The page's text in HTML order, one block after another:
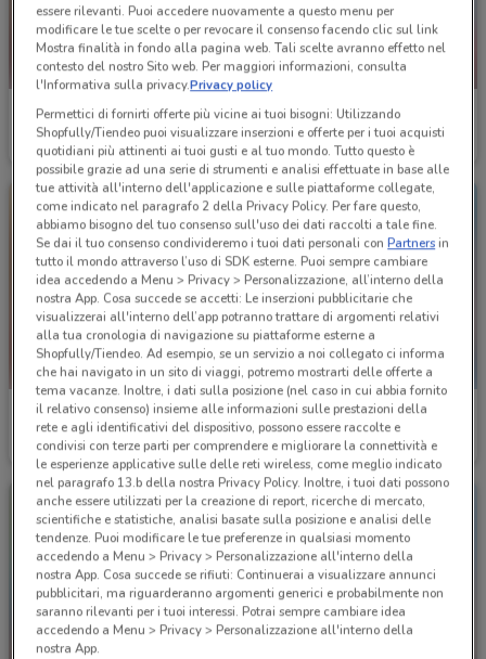
Iper La grande i
Scade il 16/08 8.1 km
Ipercoop
Scade mercoledì
Iper La grande i
Scade il 27/09 8.1 km
Sapore di Mare
Scade il 31/08 23.1 km
essere rilevanti. Puoi accedere nuovamente a questo menu per
modificare le tue scelte o per revocare il consenso facendo clic sul link
Mostra finalità in fondo alla pagina web. Tali scelte avranno effetto nel
contesto del nostro Sito web. Per maggiori informazioni, consulta
l'Informativa sulla privacy.Privacy policy
Permettici di fornirti offerte più vicine ai tuoi bisogni: Utilizzando
Shopfully/Tiendeo puoi visualizzare inserzioni e offerte per i tuoi acquisti
quotidiani più attinenti ai tuoi gusti e al tuo mondo. Tutto questo è
possibile grazie ad una serie di strumenti e analisi effettuate in base alle
tue attività all'interno dell'applicazione e sulle piattaforme collegate,
come indicato nel paragrafo 2 della Privacy Policy. Per fare questo,
abbiamo bisogno del tuo consenso sull'uso dei dati raccolti a tale fine.
Se dai il tuo consenso condivideremo i tuoi dati personali conPartnersin
tutto il mondo attraverso l’uso di SDK esterne. Puoi sempre cambiare
idea accedendo a Menu > Privacy > Personalizzazione, all’interno della
nostra App. Cosa succede se accetti: Le inserzioni pubblicitarie che
visualizzerai all'interno dell’app potranno trattare di argomenti relativi
alla tua cronologia di navigazione su piattaforme esterne a
Shopfully/Tiendeo. Ad esempio, se un servizio a noi collegato ci informa
che hai navigato in un sito di viaggi, potremo mostrarti delle offerte a
tema vacanze. Inoltre, i dati sulla posizione (nel caso in cui abbia fornito
il relativo consenso) insieme alle informazioni sulle prestazioni della
rete e agli identificativi del dispositivo, possono essere raccolte e
condivisi con terze parti per comprendere e migliorare la connettività e
le esperienze applicative sulle delle reti wireless, come meglio indicato
nel paragrafo 13.b della nostra Privacy Policy. Inoltre, i tuoi dati possono
anche essere utilizzati per la creazione di report, ricerche di mercato,
scientifiche e statistiche, analisi basate sulla posizione e analisi delle
tendenze. Puoi modificare le tue preferenze in qualsiasi momento
accedendo a Menu > Privacy > Personalizzazione all'interno della
nostra App. Cosa succede se rifiuti: Continuerai a visualizzare annunci
pubblicitari, ma riguarderanno argomenti generici e probabilmente non
saranno rilevanti per i tuoi interessi. Potrai sempre cambiare idea
accedendo a Menu > Privacy > Personalizzazione all'interno della
nostra App.